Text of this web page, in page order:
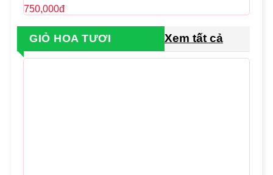
750,000đ
GIỎ HOA TƯƠI Xem tất cả